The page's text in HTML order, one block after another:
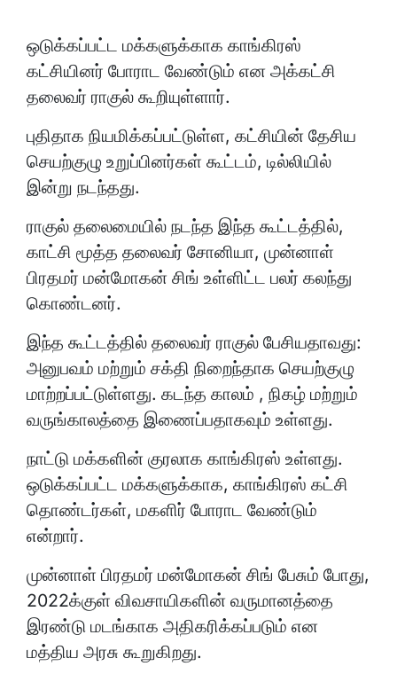
ஒடுக்கப்பட்ட மக்களுக்காக காங்கிரஸ்
கட்சியினர் போராட வேண்டும் என அக்கட்சி
தலைவர் ராகுல் கூறியுள்ளார்.
புதிதாக நியமிக்கப்பட்டுள்ள, கட்சியின் தேசிய
செயற்குழு உறுப்பினர்கள் கூட்டம், டில்லியில்
இன்று நடந்தது.
ராகுல் தலைமையில் நடந்த இந்த கூட்டத்தில்,
காட்சி மூத்த தலைவர் சோனியா, முன்னாள்
பிரதமர் மன்மோகன் சிங் உள்ளிட்ட பலர் கலந்து
கொண்டனர்.
இந்த கூட்டத்தில் தலைவர் ராகுல் பேசியதாவது:
அனுபவம் மற்றும் சக்தி நிறைந்தாக செயற்குழு
மாற்றப்பட்டுள்ளது. கடந்த காலம் , நிகழ் மற்றும்
வருங்காலத்தை இணைப்பதாகவும் உள்ளது.
நாட்டு மக்களின் குரலாக காங்கிரஸ் உள்ளது.
ஒடுக்கப்பட்ட மக்களுக்காக, காங்கிரஸ் கட்சி
தொண்டர்கள், மகளிர் போராட வேண்டும்
என்றார்.
முன்னாள் பிரதமர் மன்மோகன் சிங் பேசும் போது,
2022க்குள் விவசாயிகளின் வருமானத்தை
இரண்டு மடங்காக அதிகரிக்கப்படும் என
மத்திய அரசு கூறுகிறது.